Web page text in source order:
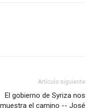
Artículo siguiente
El gobierno de Syriza nos
muestra el camino -- José